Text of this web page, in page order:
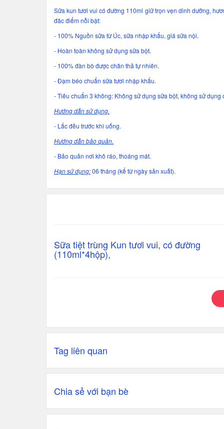
Sữa kun tươi vui có đường 110ml giữ trọn vẹn dinh dưỡng,
đăc điểm nỗi bật:
- 100% Nguồn sữa từ Úc, sữa nhập khẩu, giá sữa nội.
- Hoàn toàn không sử dụng sữa bột.
- 100% đàn bò được chăn thả tự nhiên.
- Đạm béo chuẩn sữa tươi nhập khẩu.
- Tiêu chuẩn 3 không: Không sử dụng sữa bột, không sử
Hướng dẫn sử dụng.
- Lắc đều trước khi uống.
Hướng dẫn bảo quản.
- Bảo quản nơi khô ráo, thoáng mát.
Hạn sử dụng:06 tháng (kể từ ngày sản xuất).
Sữa tiệt trùng Kun tươi vui, có đường
(110ml*4hộp),
Tag liên quan
Chia sẻ với bạn bè